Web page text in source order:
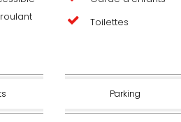
Toilettes
Parking